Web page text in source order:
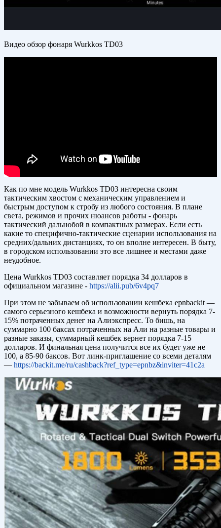
Видео обзор фонаря Wurkkos TD03
Как по мне модель Wurkkos TD03 интересна своим
тактическим хвостом с механическим управлением и
быстрым доступом к стробу из любого состояния. В плане
света, режимов и прочих нюансов работы - фонарь
тактический дальнобой в компактных размерах. Если есть
какие то специфично-тактические сценарии использования на
средних/дальних дистанциях, то он вполне интересен. В быту,
в городском использовании это все лишнее и местами даже
неудобное.
Цена Wurkkos TD03 составляет порядка 34 долларов в
официальном магазине - https://alii.pub/6v4pq7
При этом не забываем об использовании кешбека epnbackit —
самого серьезного кешбека и возможности вернуть порядка 7-
15% потраченных денег на Алиэкспресс. То бишь, на
суммарно 100 баксах потраченных на Али на разные товары и
разные заказы, суммарный кешбек вернет порядка 7-15
долларов. И финальная цена получится все их будет уже не
100, а 85-90 баксов. Вот линк-приглашение со всеми деталям
— https://backit.me/ru/cashback?ref_type=epnbz&inviter=41c2a